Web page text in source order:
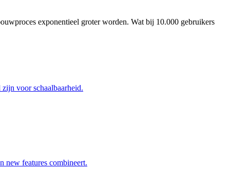
exponentieel groter worden. Wat bij 10.000 gebruikers
voor schaalbaarheid.
new features combineert.